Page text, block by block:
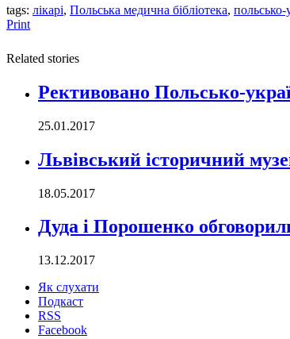
tags: лікарі, Польська медична бібліотека, польсько-
Print
Related stories
Рективовано Польсько-
25.01.2017
Львівський історичний
18.05.2017
Дуда і Порошенко
13.12.2017
Як слухати
Подкаст
RSS
Facebook